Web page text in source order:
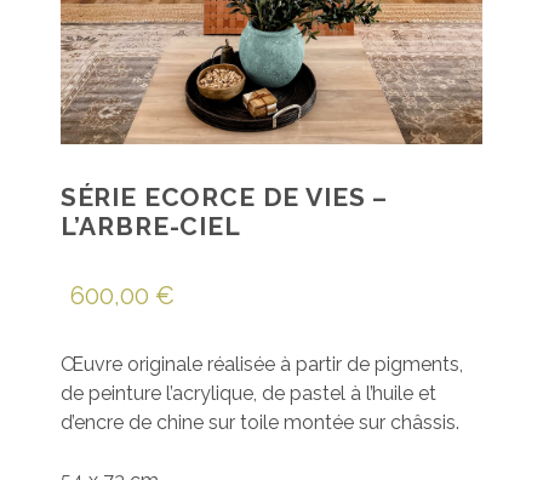
SÉRIE ECORCE DE VIES –
L’ARBRE-CIEL
600,00 €
Œuvre originale réalisée à partir de pigments,
de peinture l’acrylique, de pastel à l’huile et
d’encre de chine sur toile montée sur châssis.